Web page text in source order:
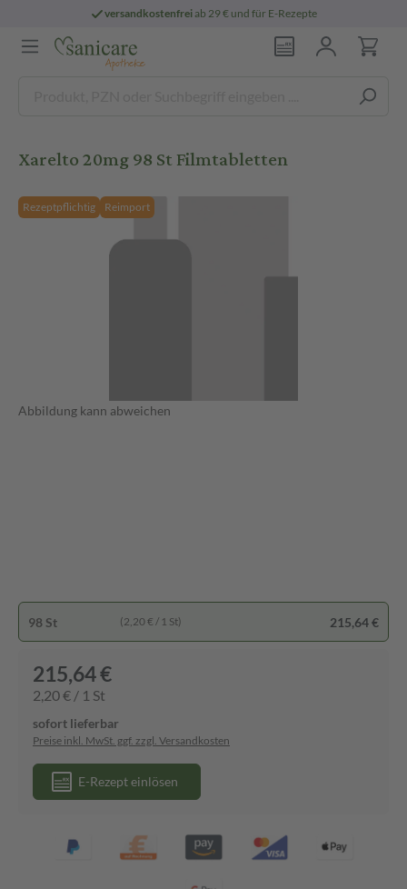
versandkostenfreiab 29 € und für E-Rezepte
Xarelto 20mg 98 St Filmtabletten
Rezeptpflichtig Reimport
Abbildung kann abweichen
98 St (2,20 € / 1 St) 215,64 €
215,64 €
2,20 € / 1 St
sofort lieferbar
Preise inkl. MwSt. ggf. zzgl. Versandkosten
E-Rezept einlösen